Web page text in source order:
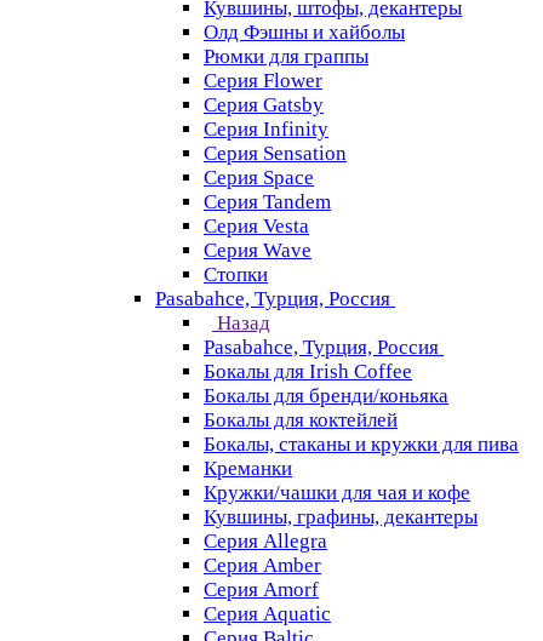
Кувшины, штофы, декантеры
Олд Фэшны и хайболы
Рюмки для граппы
Серия Flower
Серия Gatsby
Серия Infinity
Серия Sensation
Серия Space
Серия Tandem
Серия Vesta
Серия Wave
Стопки
Pasabahce, Турция, Россия
Назад
Pasabahce, Турция, Россия
Бокалы для Irish Coffee
Бокалы для бренди/коньяка
Бокалы для коктейлей
Бокалы, стаканы и кружки для пива
Креманки
Кружки/чашки для чая и кофе
Кувшины, графины, декантеры
Серия Allegra
Серия Amber
Серия Amorf
Серия Aquatic